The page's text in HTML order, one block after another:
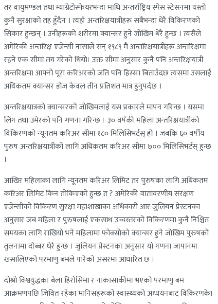
तर वायुमण्डल तथा म्याग्नेटोस्फेयरभन्दा माथि अन्तर्राष्ट्रिय स्पेस स्टेसनमा यस्तो
कुनै सुरक्षाको तह हुँदैन । त्यहाँ अन्तरिक्षयात्रीहरू सबैभन्दा धेरै विकिरणको
सिकार हुन्छन् । उनीहरूको शरीरमा क्यान्सर हुने जोखिम धेरै हुन्छ । त्यसैले
अमेरिकी अन्तरिक्ष एजेन्सी नासाले सन् १९८९ मै अन्तरिक्षयात्रीहरू अन्तरिक्षमा
रहने एक सीमा तय गरेको थियो। उक्त सीमा अनुसार कुनै पनि अन्तरिक्षयात्री
अन्तरिक्षमा आफ्नो पूरा करिअरको जति पनि हिस्सा बिताउँदछ त्यसमा उसलाई
अधिकतम क्यान्सर डोज केवल तीन प्रतिशत मात्र हुनुपर्दछ ।
अन्तरिक्षयात्रको क्यान्सरको जोखिमलाई यस प्रकारले मापन गरिन्छ । यसमा
लिंग तथा उमेरको पनि गणना गरिन्छ । ३० वर्षकी महिला अन्तरिक्षयात्रीको
विकिरणको न्यूनतम करिअर सीमा १८० मिलिसिभर्टस् हो । जबकि ६० वर्षीय
पुरुष अन्तरिक्षयात्रीको लागि अधिकतम करिअर सीमा ७०० मिलिसिभर्टस् हुन्छ
।
आखिर महिलाका लागि न्यूनतम करिअर लिमिट तर पुरुषका लागि अधिकतम
करिअर लिमिट किन तोकिएको हुन्छ त ? अमेरिकी वातावरणीय संरक्षण
एजेन्सीको विकिरण सुरक्षा महाशाखाका अधिकारी आर जुलियन प्रेस्टनका
अनुसार जब महिला र पुरुषलाई एकसाथ उच्चस्तरको विकिरणमा कुनै निश्चित
समयका लागि राखियो भने महिलामा फोक्सोको क्यान्सर हुने जोखिम पुरुषको
तुलनामा दोब्बर धेरै हुन्छ । जुलियन प्रेस्टनका अनुसार यो गणना जापानमा
खसालिएको परमाणु बमले पारेको असरमा आधारित छ ।
दोश्रो विश्वयुद्धका बेला हिरोसिमा र नाकासाकीमा भएको परमाणु बम
आक्रमणपछि जिवित रहेका मानिसहरूको स्वास्थ्यको अध्ययनबाट विकिरणकेा